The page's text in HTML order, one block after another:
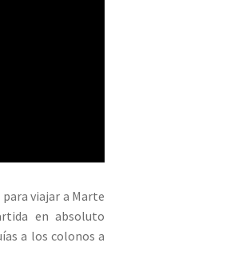
viajar a Marte
en absoluto
a los colonos a